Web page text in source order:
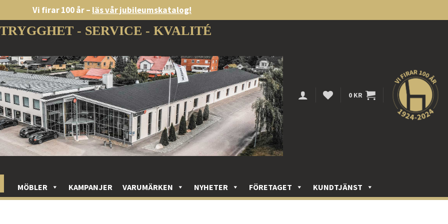
Vi firar 100 år – läs vår jubileumskatalog!
TRYGGHET - SERVICE - KVALITÉ
0 KR
MÖBLER KAMPANJER VARUMÄRKEN NYHETER FÖRETAGET KUNDTJÄNST